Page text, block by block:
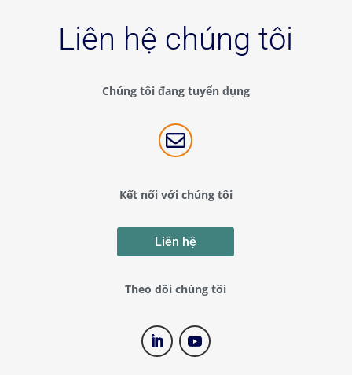
Liên hệ chúng tôi
Chúng tôi đang tuyển dụng

Kết nối với chúng tôi
Liên hệ
Theo dõi chúng tôi